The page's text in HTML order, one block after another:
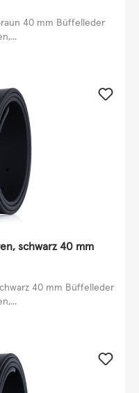
40 mm Büffelleder
schwarz 40 mm
40 mm Büffelleder